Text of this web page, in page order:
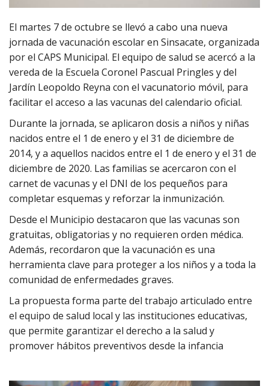
El martes 7 de octubre se llevó a cabo una nueva
jornada de vacunación escolar en Sinsacate, organizada
por el CAPS Municipal. El equipo de salud se acercó a la
vereda de la Escuela Coronel Pascual Pringles y del
Jardín Leopoldo Reyna con el vacunatorio móvil, para
facilitar el acceso a las vacunas del calendario oficial.
Durante la jornada, se aplicaron dosis a niños y niñas
nacidos entre el 1 de enero y el 31 de diciembre de
2014, y a aquellos nacidos entre el 1 de enero y el 31 de
diciembre de 2020. Las familias se acercaron con el
carnet de vacunas y el DNI de los pequeños para
completar esquemas y reforzar la inmunización.
Desde el Municipio destacaron que las vacunas son
gratuitas, obligatorias y no requieren orden médica.
Además, recordaron que la vacunación es una
herramienta clave para proteger a los niños y a toda la
comunidad de enfermedades graves.
La propuesta forma parte del trabajo articulado entre
el equipo de salud local y las instituciones educativas,
que permite garantizar el derecho a la salud y
promover hábitos preventivos desde la infancia